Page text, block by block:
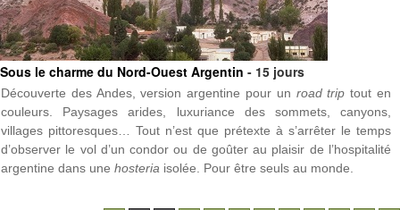
Sous le charme du Nord-Ouest Argentin - 15 jours
Découverte des Andes, version argentine pour un road trip tout en
couleurs. Paysages arides, luxuriance des sommets, canyons,
villages pittoresques… Tout n’est que prétexte à s’arrêter le temps
d’observer le vol d’un condor ou de goûter au plaisir de l’hospitalité
argentine dans une hosteria isolée. Pour être seuls au monde.